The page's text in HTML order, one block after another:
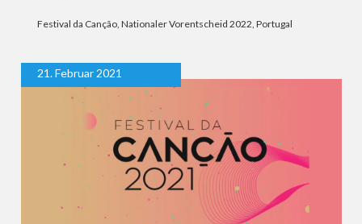
Festival da Canção, Nationaler Vorentscheid 2022, Portugal
21. Februar 2021